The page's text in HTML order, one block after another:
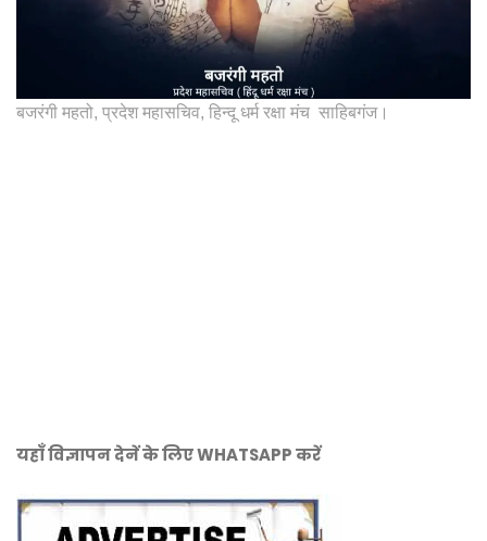
बजरंगी महतो, प्रदेश महासचिव, हिन्दू धर्म रक्षा मंच साहिबगंज।
यहाँ विज्ञापन देनें के लिए WHATSAPP करें